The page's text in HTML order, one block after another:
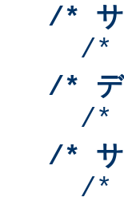
/* サ
/*
/* デ
/*
/* サ
/*